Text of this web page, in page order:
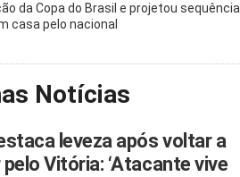
da Copa do Brasil e projetou sequência
casa pelo nacional
Notícias
leveza após voltar a
Vitória: ‘Atacante vive